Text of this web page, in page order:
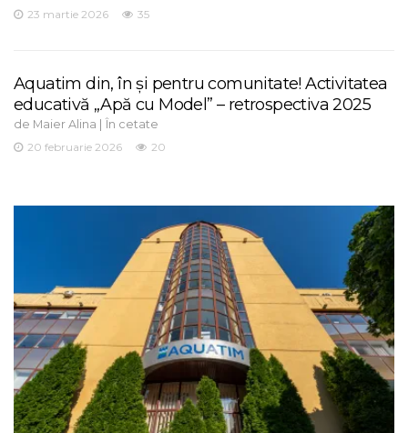
23 martie 2026
35
Aquatim din, în și pentru comunitate! Activitatea
educativă „Apă cu Model” – retrospectiva 2025
de Maier Alina | În cetate
20 februarie 2026
20